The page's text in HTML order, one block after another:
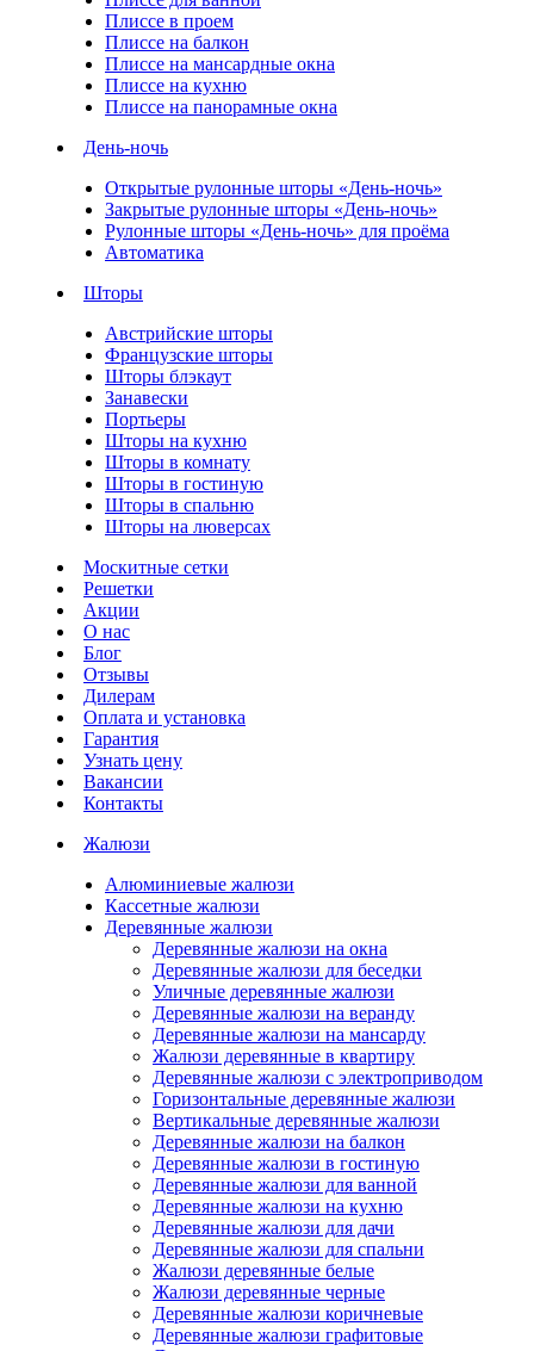
Плиссе в проем
Плиссе на балкон
Плиссе на мансардные окна
Плиссе на кухню
Плиссе на панорамные окна
День-ночь
Открытые рулонные шторы «День-ночь»
Закрытые рулонные шторы «День-ночь»
Рулонные шторы «День-ночь» для проёма
Автоматика
Шторы
Австрийские шторы
Французские шторы
Шторы блэкаут
Занавески
Портьеры
Шторы на кухню
Шторы в комнату
Шторы в гостиную
Шторы в спальню
Шторы на люверсах
Москитные сетки
Решетки
Акции
О нас
Блог
Отзывы
Дилерам
Оплата и установка
Гарантия
Узнать цену
Вакансии
Контакты
Жалюзи
Алюминиевые жалюзи
Кассетные жалюзи
Деревянные жалюзи
Деревянные жалюзи на окна
Деревянные жалюзи для беседки
Уличные деревянные жалюзи
Деревянные жалюзи на веранду
Деревянные жалюзи на мансарду
Жалюзи деревянные в квартиру
Деревянные жалюзи с электроприводом
Горизонтальные деревянные жалюзи
Вертикальные деревянные жалюзи
Деревянные жалюзи на балкон
Деревянные жалюзи в гостиную
Деревянные жалюзи для ванной
Деревянные жалюзи на кухню
Деревянные жалюзи для дачи
Деревянные жалюзи для спальни
Жалюзи деревянные белые
Жалюзи деревянные черные
Деревянные жалюзи коричневые
Деревянные жалюзи графитовые